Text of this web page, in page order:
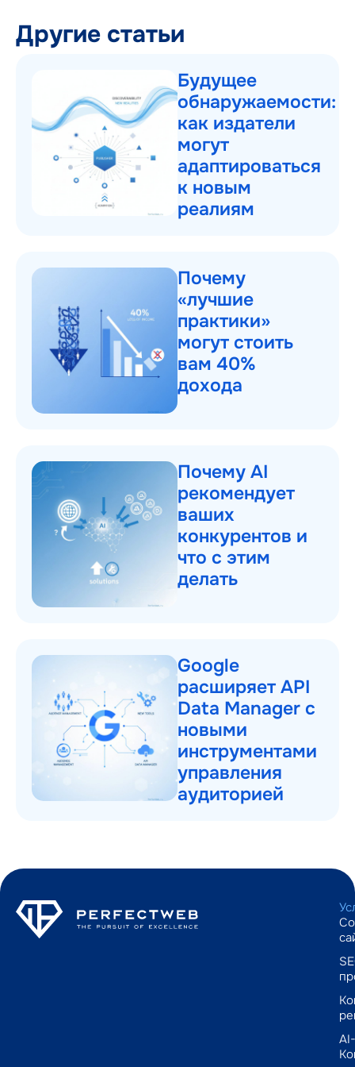
Другие статьи
Будущее
обнаружаемости:
как издатели
могут
адаптироваться
к новым
реалиям
Почему
«лучшие
практики»
могут стоить
вам 40%
дохода
Почему AI
рекомендует
ваших
конкурентов и
что с этим
делать
Google
расширяет API
Data Manager с
новыми
инструментами
управления
аудиторией
AI-